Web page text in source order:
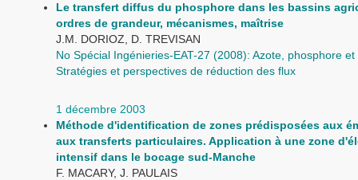
Le transfert diffus du phosphore dans les bassins
ordres de grandeur, mécanismes, maîtrise
J.M. DORIOZ, D. TREVISAN
No Spécial Ingénieries-EAT-27 (2008): Azote, phosphore
Stratégies et perspectives de réduction des flux
1 décembre 2003
Méthode d'identification de zones prédisposées aux
aux transferts particulaires. Application à une zone
intensif dans le bocage sud-Manche
F. MACARY, J. PAULAIS